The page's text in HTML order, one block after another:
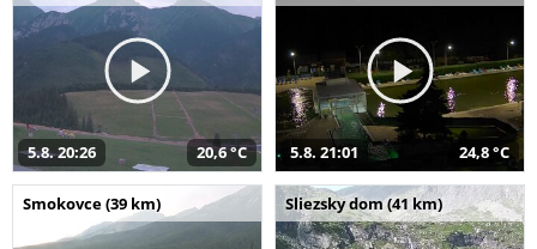
5.8. 20:26 20,6 °C 5.8. 21:01 24,8 °C
Smokovce (39 km) Sliezsky dom (41 km)